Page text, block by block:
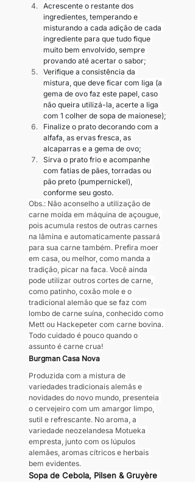
Acrescente o restante dos
ingredientes, temperando e
misturando a cada adição de cada
ingrediente para que tudo fique
muito bem envolvido, sempre
provando até acertar o sabor;
Verifique a consistência da
mistura, que deve ficar com liga (a
gema de ovo faz este papel, caso
não queira utilizá-la, acerte a liga
com 1 colher de sopa de maionese);
Finalize o prato decorando com a
alfafa, as ervas fresca, as
alcaparras e a gema de ovo;
Sirva o prato frio e acompanhe
com fatias de pães, torradas ou
pão preto (pumpernickel),
conforme seu gosto.
Obs.: Não aconselho a utilização de
carne moída em máquina de açougue,
pois acumula restos de outras carnes
na lâmina e automaticamente passará
para sua carne também. Prefira moer
em casa, ou melhor, como manda a
tradição, picar na faca. Você ainda
pode utilizar outros cortes de carne,
como patinho, coxão mole e o
tradicional alemão que se faz com
lombo de carne suína, conhecido como
Mett ou Hackepeter com carne bovina.
Todo cuidado é pouco quando o
assunto é carne crua!
Burgman Casa Nova
Produzida com a mistura de
variedades tradicionais alemãs e
novidades do novo mundo, presenteia
o cervejeiro com um amargor limpo,
sutil e refrescante. No aroma, a
variedade neozelandesa Motueka
empresta, junto com os lúpulos
alemães, aromas cítricos e herbais
bem evidentes.
Sopa de Cebola, Pilsen & Gruyère